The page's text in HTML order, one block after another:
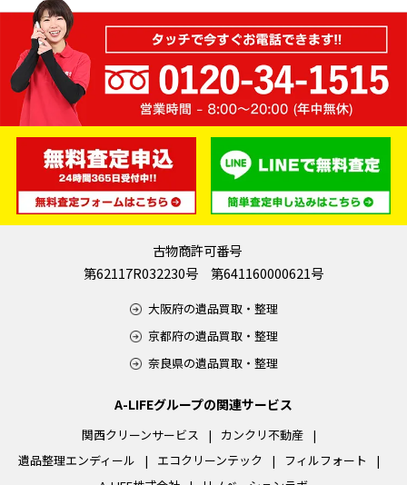
古物商許可番号
第62117R032230号 第641160000621号
大阪府の遺品買取・整理
京都府の遺品買取・整理
奈良県の遺品買取・整理
A-LIFEグループの関連サービス
関西クリーンサービス
カンクリ不動産
遺品整理エンディール
エコクリーンテック
フィルフォート